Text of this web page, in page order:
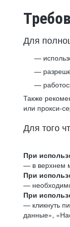
Для
Также
или прокси-
Для того
При
— в верхнем
При
—
При
— кликнуть
данные»,